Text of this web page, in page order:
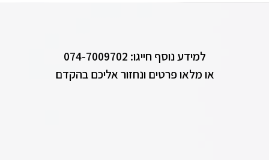
למידע נוסף חייגו: 074-7009702
או מלאו פרטים ונחזור אליכם בהקדם